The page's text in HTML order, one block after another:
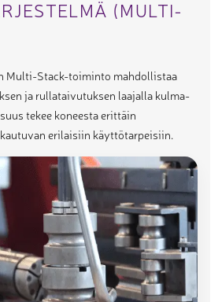
(MULTI-
Multi-Stack-toiminto mahdollistaa
ja rullataivutuksen laajalla kulma-
tekee koneesta erittäin
erilaisiin käyttötarpeisiin.